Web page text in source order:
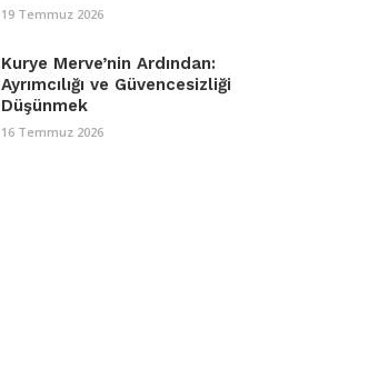
19 Temmuz 2026
Kurye Merve’nin Ardından:
Ayrımcılığı ve Güvencesizliği
Düşünmek
16 Temmuz 2026